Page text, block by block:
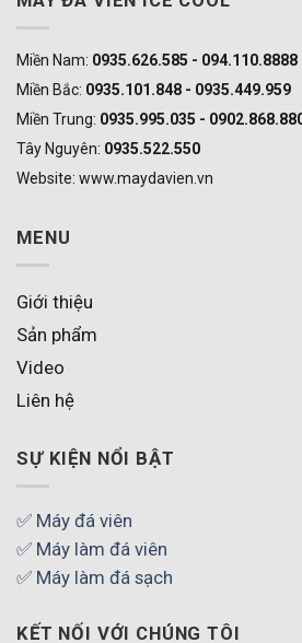
Miền Nam: 0935.626.585 - 094.110.8888
Miền Bắc: 0935.101.848 - 0935.449.959
Miền Trung: 0935.995.035 -
Tây Nguyên: 0935.522.550
Website: www.maydavien.vn
MENU
Giới thiệu
Sản phẩm
Video
Liên hệ
SỰ KIỆN NỔI BẬT
✅ Máy đá viên
✅ Máy làm đá viên
✅ Máy làm đá sạch
KẾT NỐI VỚI CHÚNG TÔI